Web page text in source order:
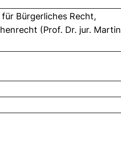
Bürgerliches Recht,
(Prof. Dr. jur. Martin